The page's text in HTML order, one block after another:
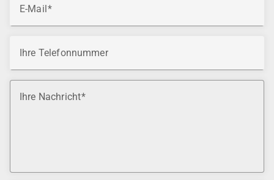
E-Mail
Ihre Telefonnummer
Ihre Nachricht